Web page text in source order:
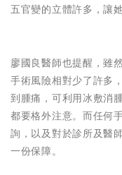
五官變的立體許多，讓
廖國良醫師也提醒，雖
手術風險相對少了許多
到腫痛，可利用冰敷消
都要格外注意。而任何
詢，以及對於診所及醫
一份保障。